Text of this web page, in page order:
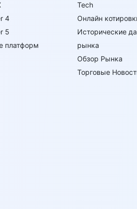
4
5
платформ
Tech
Онлайн
Исторические
рынка
Обзор Рынка
Торговые